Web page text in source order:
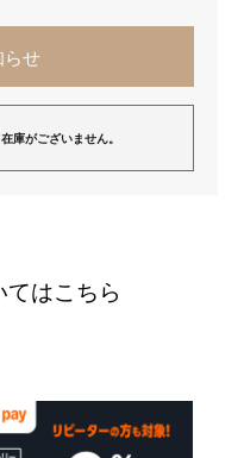
らせ
庫がございません。
はこちら